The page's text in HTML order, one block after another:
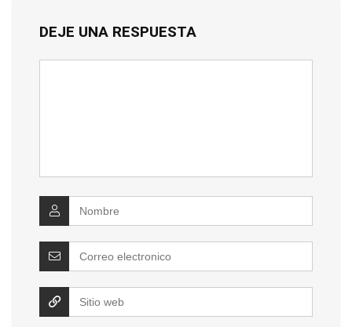
DEJE UNA RESPUESTA